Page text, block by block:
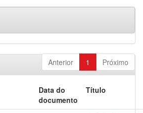
Anterior 1 Próximo
Data do
documento
Título